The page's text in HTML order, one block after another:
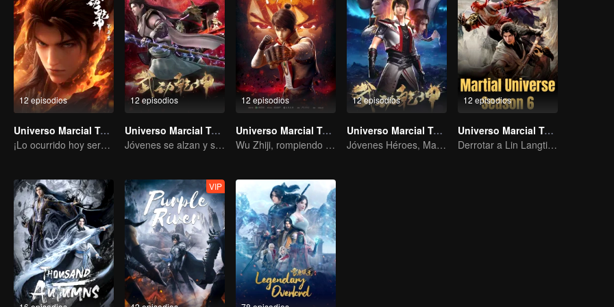
12 episodios
Universo Marcial Temporada 5
¡Lo ocurrido hoy será devuelto cien veces más!
12 episodios
Universo Marcial Temporada 4
Jóvenes se alzan y símbolos ancestrales resurgen
12 episodios
Universo Marcial Temporada 1
Wu Zhiji, rompiendo el cielo, moviendo el firmamento y la tierra.
12 episodios
Universo Marcial Temporada 2
Jóvenes Héroes, Maestros Marciales Forjan el Destino
12 episodios
Universo Marcial Temporada 6
Derrotar a Lin Langtian, alzándose como campeón.
VIP